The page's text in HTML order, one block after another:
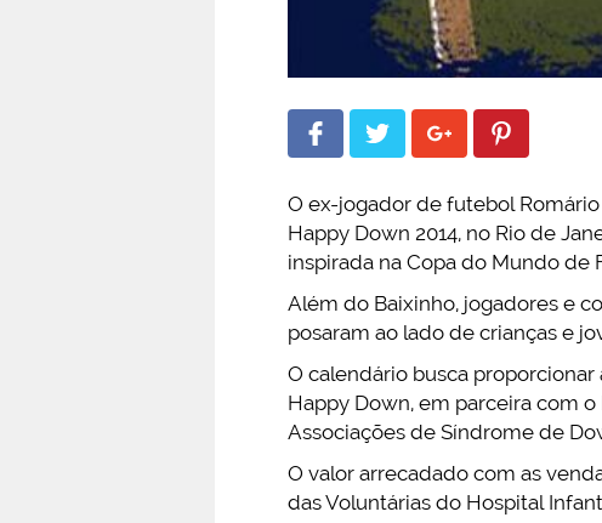
O ex-jogador de futebol
Happy Down 2014, no Rio de
inspirada na Copa do Mundo de
Além do Baixinho, jogadores e
posaram ao lado de crianças e
O calendário busca
Happy Down, em parceira com
Associações de Síndrome de
O valor arrecadado com as
das Voluntárias do Hospital